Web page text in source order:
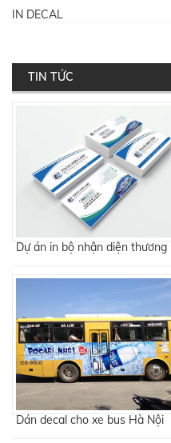
IN DECAL
TIN TỨC
Dự án in bộ nhận diện thương
Dán decal cho xe bus Hà Nội